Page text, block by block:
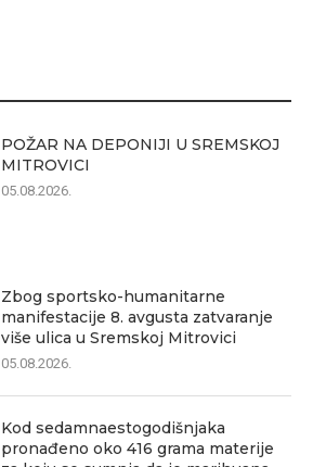
POŽAR NA DEPONIJI U SREMSKOJ
MITROVICI
05.08.2026.
Zbog sportsko-humanitarne
manifestacije 8. avgusta zatvaranje
više ulica u Sremskoj Mitrovici
05.08.2026.
Kod sedamnaestogodišnjaka
pronađeno oko 416 grama materije